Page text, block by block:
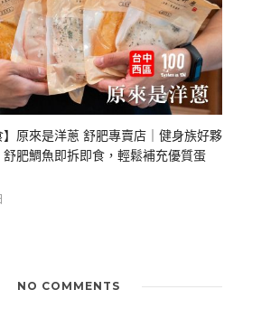
】原來是洋蔥 舒肥專賣店｜健身族好夥
肥鯛魚即拆即食，輕鬆補充優質蛋
NO COMMENTS